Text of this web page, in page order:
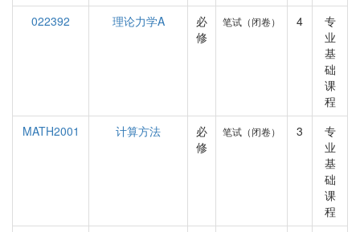
022392
理论力学A
必
修
笔试（闭卷） 4
专
业
基
础
课
程
MATH2001
计算方法
必
修
笔试（闭卷） 3
专
业
基
础
课
程